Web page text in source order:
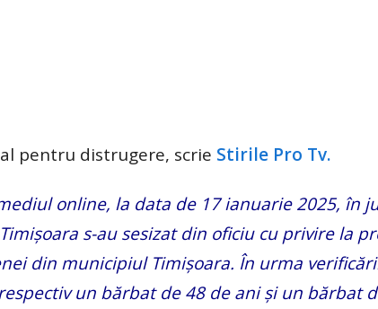
pentru distrugere, scrie Stirile Pro Tv.
online, la data de 17 ianuarie 2025, în
s-au sesizat din oficiu cu privire la
din municipiul Timişoara. În urma
un bărbat de 48 de ani şi un bărbat